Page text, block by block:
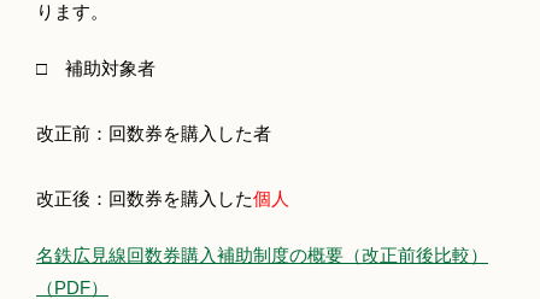
ります。
□ 補助対象者
改正前：回数券を購入した者
改正後：回数券を購入した個人
名鉄広見線回数券購入補助制度の概要（改正前後比較）
（PDF）